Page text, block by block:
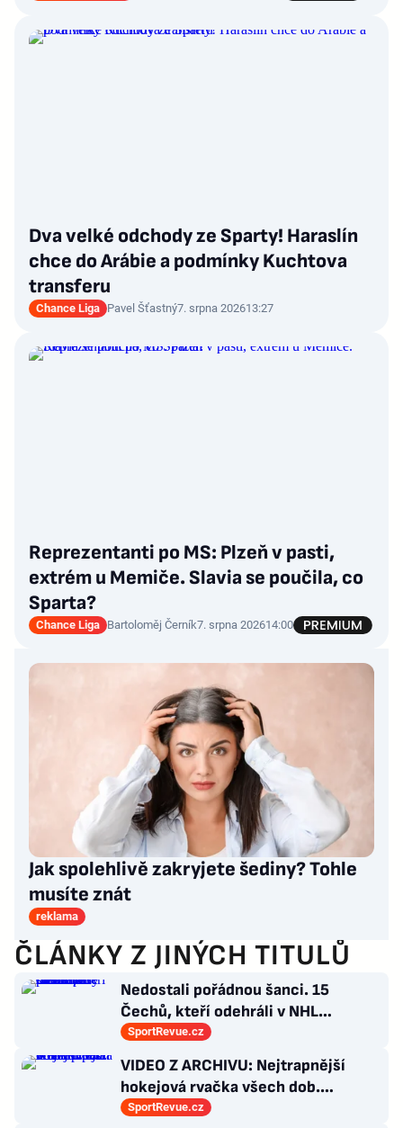
Dva velké odchody ze Sparty! Haraslín
chce do Arábie a podmínky Kuchtova
transferu
Chance Liga Pavel Šťastný7. srpna 202613:27
Reprezentanti po MS: Plzeň v pasti,
extrém u Memiče. Slavia se poučila, co
Sparta?
Chance Liga Bartoloměj Černík7. srpna 202614:00
Jak spolehlivě zakryjete šediny? Tohle
musíte znát
reklama
ČLÁNKY Z JINÝCH TITULŮ
Nedostali pořádnou šanci. 15
Čechů, kteří odehráli v NHL
maximálně dva zápasy
SportRevue.cz
VIDEO Z ARCHIVU: Nejtrapnější
hokejová rvačka všech dob.
Nepadla v ní ani rána
SportRevue.cz